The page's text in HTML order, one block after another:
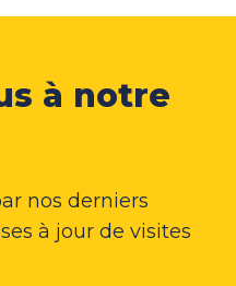
à notre
nos derniers
à jour de visites